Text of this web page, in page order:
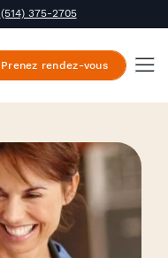
(514) 375-2705
Prenez rendez-vous